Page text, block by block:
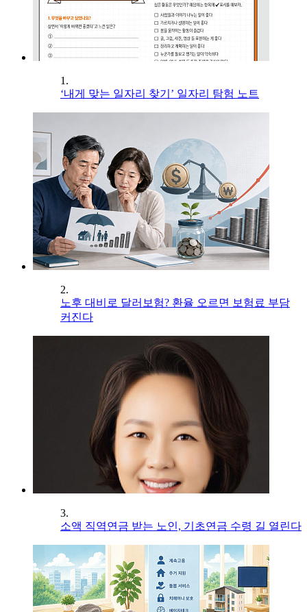
1.
‘내게 맞는 일자리 찾기’ 일자리 탐험 노트
2.
노후 대비로 달러보험? 환율 오르면 보험료 부담
커진다
3.
소액 직역연금 받는 노인, 기초연금 수령 길 열린다